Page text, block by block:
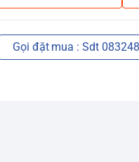
Gọi đặt mua : Sdt